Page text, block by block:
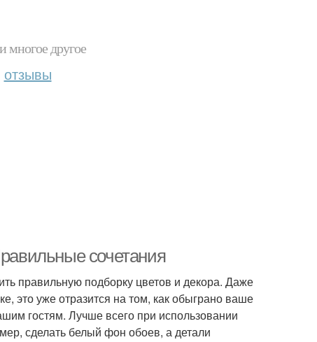
многое другое
отзывы
сочетания
правильную подборку цветов и декора. Даже
это уже отразится на том, как обыграно ваше
гостям. Лучше всего при использовании
сделать белый фон обоев, а детали